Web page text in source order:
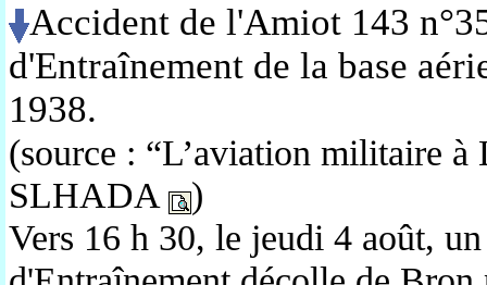
Accident de l'Amiot 143
d'Entraînement de la base
1938.
(source : “L’aviation militaire
SLHADA
)
Vers 16 h 30, le jeudi 4 août,